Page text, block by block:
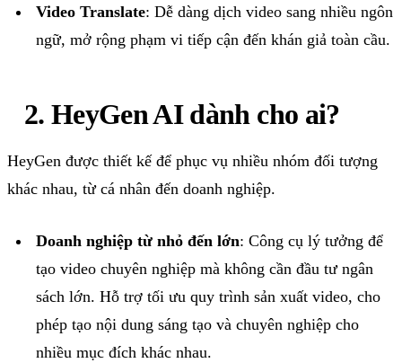
Video Translate: Dễ dàng dịch video sang nhiều ngôn
ngữ, mở rộng phạm vi tiếp cận đến khán giả toàn cầu.
2. HeyGenAIdành cho ai?
HeyGen được thiết kế để phục vụ nhiều nhóm đối tượng
khác nhau, từ cá nhân đến doanh nghiệp.
Doanh nghiệp từ nhỏ đến lớn: Công cụ lý tưởng để
tạo video chuyên nghiệp mà không cần đầu tư ngân
sách lớn. Hỗ trợ tối ưu quy trình sản xuất video, cho
phép tạo nội dung sáng tạo và chuyên nghiệp cho
nhiều mục đích khác nhau.